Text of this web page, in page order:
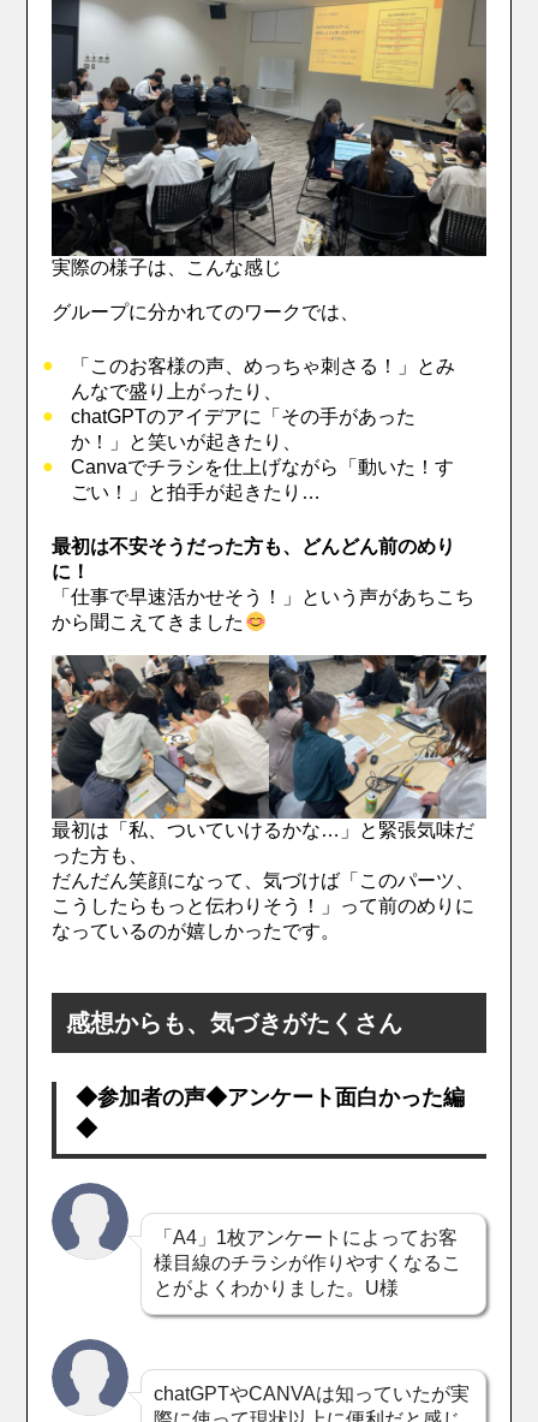
実際の様子は、こんな感じ
グループに分かれてのワークでは、
「このお客様の声、めっちゃ刺さる！」とみ
んなで盛り上がったり、
chatGPTのアイデアに「その手があった
か！」と笑いが起きたり、
Canvaでチラシを仕上げながら「動いた！す
ごい！」と拍手が起きたり…
最初は不安そうだった方も、どんどん前のめり
に！
「仕事で早速活かせそう！」という声があちこち
から聞こえてきました
最初は「私、ついていけるかな…」と緊張気味だ
った方も、
だんだん笑顔になって、気づけば「このパーツ、
こうしたらもっと伝わりそう！」って前のめりに
なっているのが嬉しかったです。
感想からも、気づきがたくさん
◆参加者の声◆アンケート面白かった編
◆
「A4」1枚アンケートによってお客
様目線のチラシが作りやすくなるこ
とがよくわかりました。U様
chatGPTやCANVAは知っていたが実